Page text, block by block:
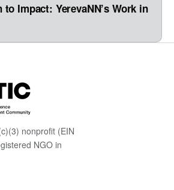
to Impact: YerevaNN’s Work in
nonprofit (EIN
NGO in